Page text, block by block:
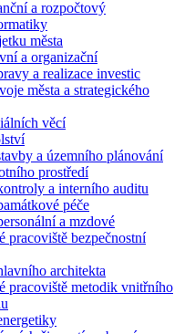
a rozpočtový
města
a organizační
a realizace investic
města a strategického
věcí
a územního plánování
prostředí
a interního auditu
péče
a mzdové
pracoviště bezpečnostní
architekta
pracoviště metodik vnitřního